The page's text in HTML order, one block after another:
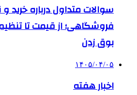
سوالات متداول درباره
فروشگاهی؛ از قیمت تا
بوق زدن
۱۴۰۵/۰۴/۰۵
اخبار هفته